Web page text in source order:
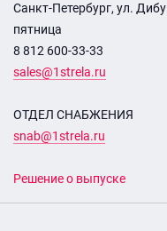
Санкт-Петербург, ул.
пятница
8 812 600-33-33
sales@1strela.ru
ОТДЕЛ СНАБЖЕНИЯ
snab@1strela.ru
Решение о выпуске